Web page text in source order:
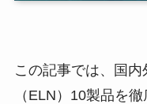
この記事では、国
（ELN）10製品を